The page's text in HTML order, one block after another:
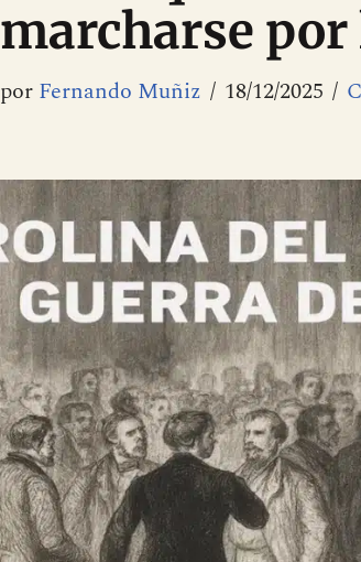
marcharse por
por Fernando Muñiz 18/12/2025